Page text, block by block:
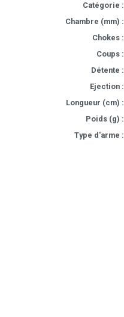
Catégorie :
Chambre (mm) :
Chokes :
Coups :
Détente :
Ejection :
Longueur (cm) :
Poids (g) :
Type d'arme :